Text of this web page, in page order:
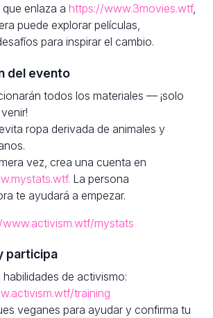
enlaza a https://www.3movies.wtf,
puede explorar películas,
para inspirar el cambio.
del evento
todos los materiales — ¡solo
ropa derivada de animales y
vez, crea una cuenta en
La persona
te ayudará a empezar.
mystats
participa
de activismo:
training
veganes para ayudar y confirma tu